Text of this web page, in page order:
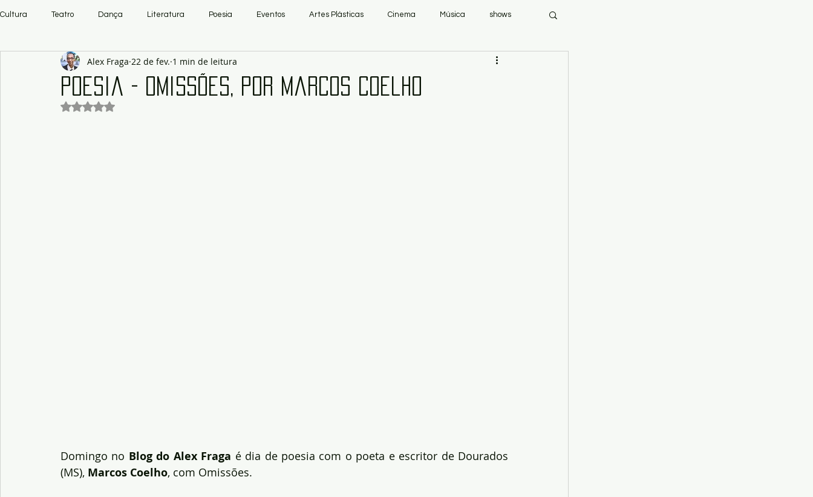
Cultura Teatro Dança Literatura Poesia Eventos Artes Plásticas Cinema Música shows
Artesanato
Poesia - Omissões, por Marcos Coelho
Alex Fraga 22 de fev. 1 min de leitura
Avaliado com NaN de 5 estrelas.
Domingo no Blog do Alex Fraga é dia de poesia com o poeta e escritor de Dourados
(MS), Marcos Coelho, com Omissões.